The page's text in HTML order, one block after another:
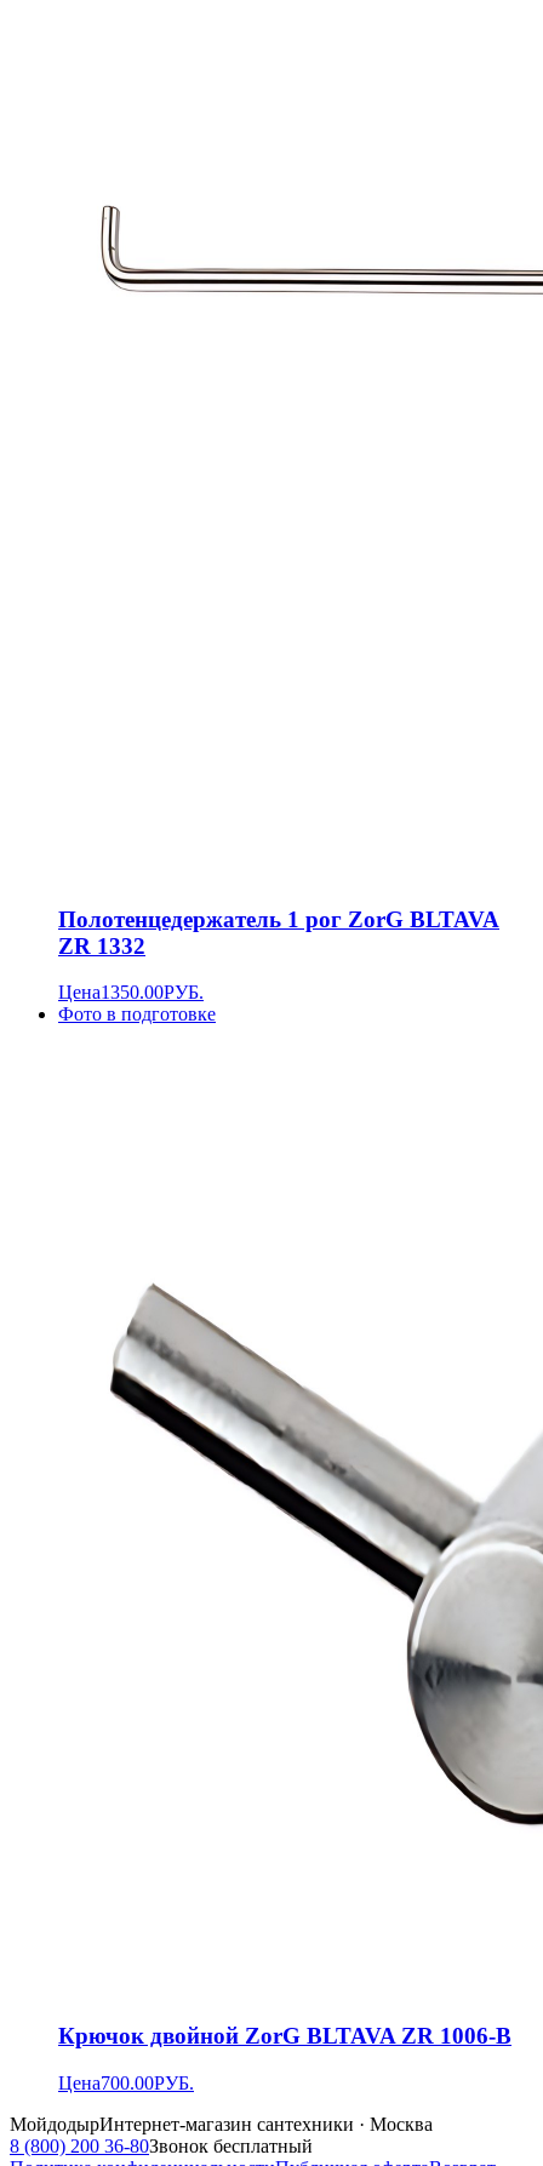
Полотенцедержатель 1 рог ZorG BLTAVA
ZR 1332
Цена1350.00РУБ.
Фото в подготовке
Крючок двойной ZorG BLTAVA ZR 1006-B
Цена700.00РУБ.
МойдодырИнтернет-магазин сантехники · Москва
8 (800) 200 36-80Звонок бесплатный